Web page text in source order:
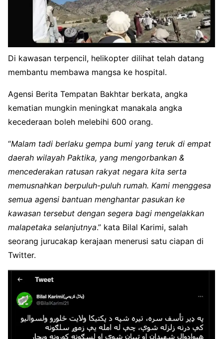
Di kawasan terpencil, helikopter dilihat telah datang
membantu membawa mangsa ke hospital.
Agensi Berita Tempatan Bakhtar berkata, angka
kematian mungkin meningkat manakala angka
kecederaan boleh melebihi 600 orang.
“Malam tadi berlaku gempa bumi yang teruk di empat
daerah wilayah Paktika, yang mengorbankan &
mencederakan ratusan rakyat negara kita serta
memusnahkan berpuluh-puluh rumah. Kami menggesa
semua agensi bantuan menghantar pasukan ke
kawasan tersebut dengan segera bagi mengelakkan
malapetaka selanjutnya.” kata Bilal Karimi, salah
seorang jurucakap kerajaan menerusi satu ciapan di
Twitter.